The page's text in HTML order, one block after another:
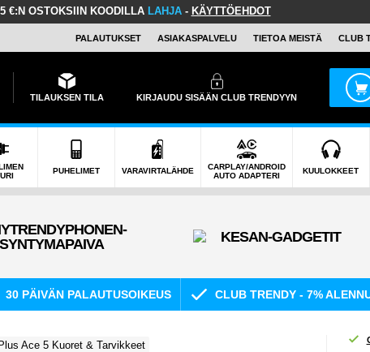
€:N OSTOKSIIN KOODILLA LAHJA- KÄYTTÖEHDOT
PALAUTUKSET ASIAKASPALVELU TIETOA MEISTÄ CLUB
TILAUKSEN TILA KIRJAUDU SISÄÄN CLUB TRENDYYN
PUHELIMET VARAVIRTALÄHDE
CARPLAY/ANDROID
AUTO ADAPTERI
KUULOKKEET
30 PÄIVÄN PALAUTUSOIKEUS CLUB TRENDY - 7%
Ace 5 Kuoret & Tarvikkeet